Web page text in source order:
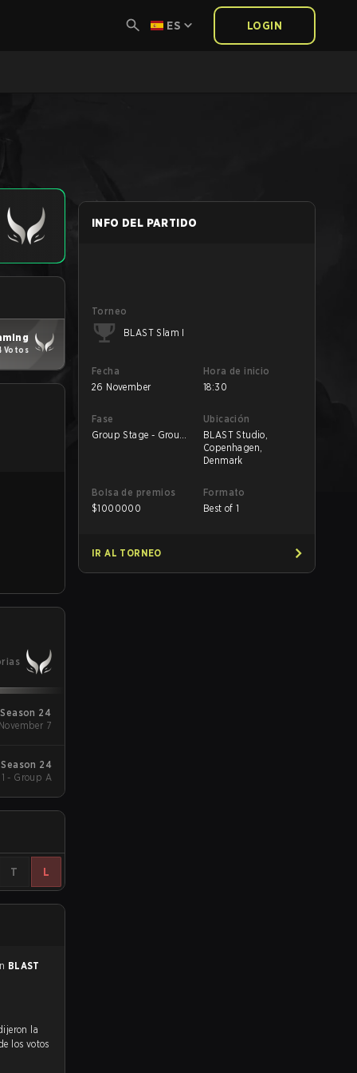
ES LOGIN
Votos
24
7
24
- Group A
T L
BLAST
los votos
INFO DEL PARTIDO
Torneo
BLAST Slam I
Fecha
26 November
Hora de inicio
18:30
Fase
Group Stage - Group
Ubicación
BLAST Studio,
Copenhagen,
Denmark
Bolsa de premios
$1000000
Formato
Best of 1
IR AL TORNEO